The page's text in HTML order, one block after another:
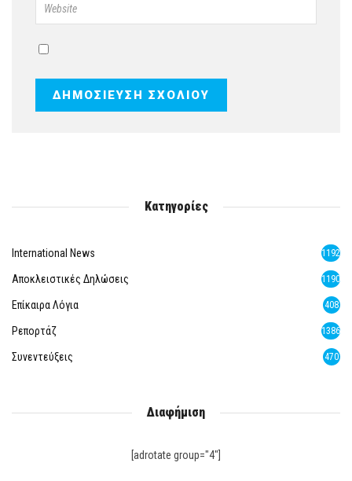
Κατηγορίες
International News 1192
Αποκλειστικές Δηλώσεις 1190
Επίκαιρα Λόγια 408
Ρεπορτάζ 1386
Συνεντεύξεις 470
Διαφήμιση
[adrotate group="4"]